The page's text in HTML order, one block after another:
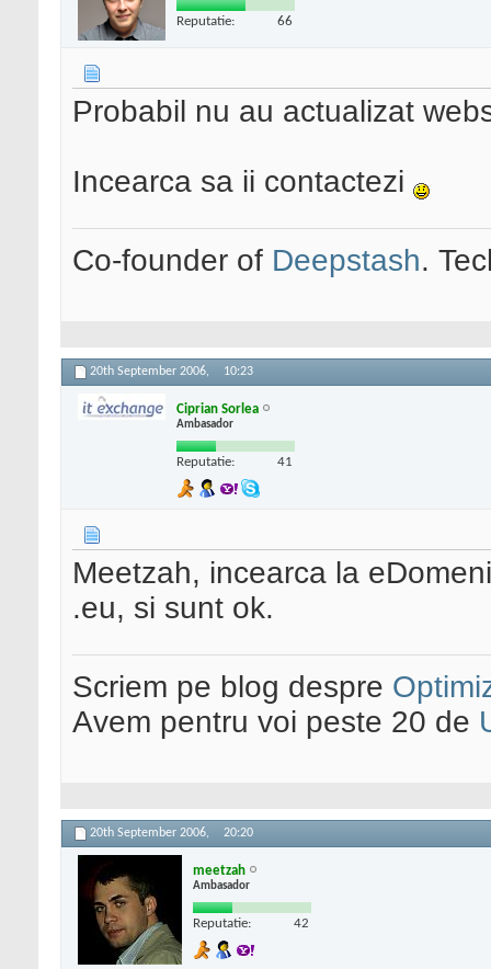
Reputatie: 66
Probabil nu au actualizat
Incearca sa ii contactezi
Co-founder of Deepstash.
20th September 2006, 10:23
Ciprian Sorlea
Ambasador
Reputatie: 41
Meetzah, incearca la
.eu, si sunt ok.
Scriem pe blog despre
Avem pentru voi peste 20 de
20th September 2006, 20:20
meetzah
Ambasador
Reputatie: 42